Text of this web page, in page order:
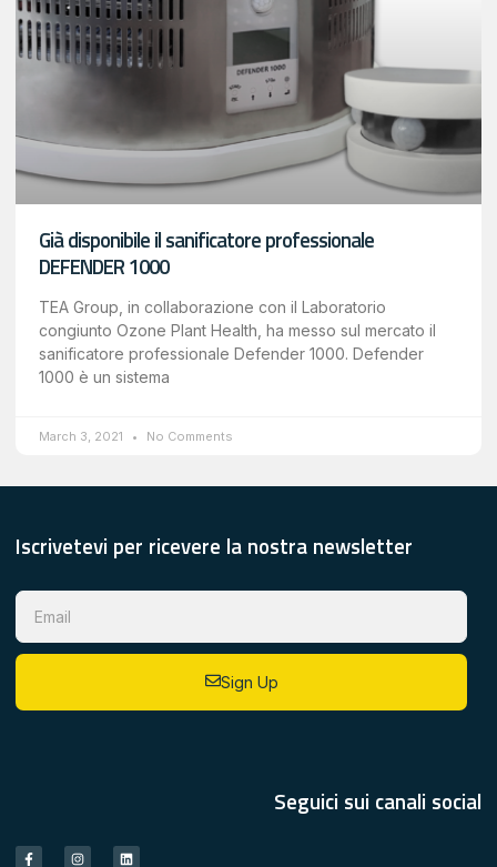
Già disponibile il sanificatore professionale
DEFENDER 1000
TEA Group, in collaborazione con il Laboratorio
congiunto Ozone Plant Health, ha messo sul mercato il
sanificatore professionale Defender 1000. Defender
1000 è un sistema
March 3, 2021 No Comments
Iscrivetevi per ricevere la nostra newsletter
Sign Up
Seguici sui canali social